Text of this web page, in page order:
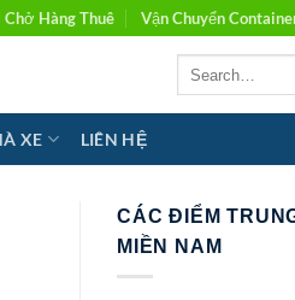
Chở Hàng Thuê Vận Chuyển
XE LIÊN HỆ
CÁC ĐIỂM
MIỀN NAM